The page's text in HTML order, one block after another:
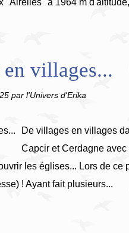
"Airelles" à 1964 m
villages...
par l'Univers d'Erika
De villages en villages
Capcir et Cerdagne
les églises... Lors de
! Ayant fait plusieurs...